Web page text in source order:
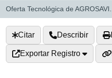
Oferta Tecnológica de AGROSAVI...
Citar Describir
Exportar Registro